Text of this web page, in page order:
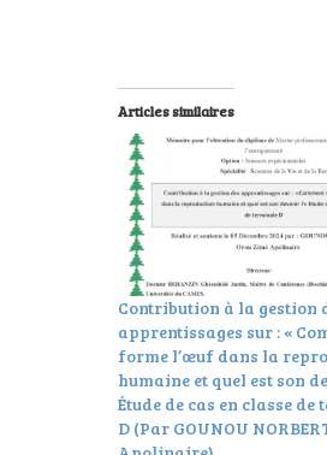
Articles similaires
Contribution à la gestion
apprentissages sur : «
forme l’œuf dans la
humaine et quel est son
Étude de cas en classe
D (Par GOUNOU